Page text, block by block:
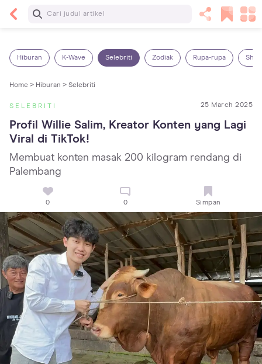
Baca Selanjutnya
Hiburan K-Wave Selebriti Zodiak Rupa-rupa
Home > Hiburan > Selebriti
SELEBRITI 25 March 2025
Profil Willie Salim, Kreator Konten yang Lagi
Viral di TikTok!
Membuat konten masak 200 kilogram rendang di
Palembang
0 0 Simpan